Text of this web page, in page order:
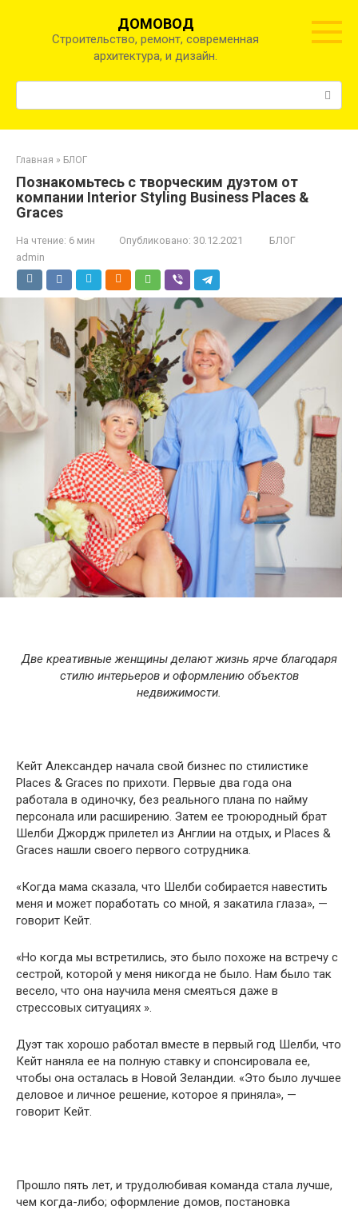
ДОМОВОД
Строительство, ремонт, современная
архитектура, и дизайн.
Главная » БЛОГ
Познакомьтесь с творческим дуэтом от
компании Interior Styling Business Places &
Graces
На чтение: 6 мин Опубликовано: 30.12.2021
БЛОГ
admin
Две креативные женщины делают жизнь ярче благодаря
стилю интерьеров и оформлению объектов
недвижимости.
Кейт Александер начала свой бизнес по стилистике
Places & Graces по прихоти. Первые два года она
работала в одиночку, без реального плана по найму
персонала или расширению. Затем ее троюродный брат
Шелби Джордж прилетел из Англии на отдых, и Places &
Graces нашли своего первого сотрудника.
«Когда мама сказала, что Шелби собирается навестить
меня и может поработать со мной, я закатила глаза», —
говорит Кейт.
«Но когда мы встретились, это было похоже на встречу с
сестрой, которой у меня никогда не было. Нам было так
весело, что она научила меня смеяться даже в
стрессовых ситуациях ».
Дуэт так хорошо работал вместе в первый год Шелби, что
Кейт наняла ее на полную ставку и спонсировала ее,
чтобы она осталась в Новой Зеландии. «Это было лучшее
деловое и личное решение, которое я приняла», —
говорит Кейт.
Прошло пять лет, и трудолюбивая команда стала лучше,
чем когда-либо; оформление домов, постановка